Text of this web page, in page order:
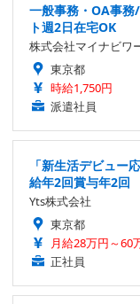
一般事務・OA事務
ト週2日在宅OK
株式会社マイナビワ
東京都
時給1,750円
派遣社員
「新生活デビュー
給年2回賞与年2回
Yts株式会社
東京都
月給28万円～60
正社員